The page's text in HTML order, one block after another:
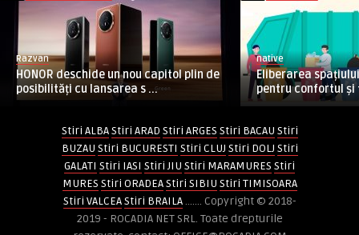
Razvan
HONOR deschide un nou capitol plin de
posibilități cu lansarea s ...
native
Eliberarea
pentru confortul
Stiri ALBA Stiri ARAD Stiri ARGES Stiri BACAU Stiri
BUZAU Stiri BUCURESTI Stiri CLUJ Stiri DOLJ Stiri
GALATI Stiri IASI Stiri JIU Stiri MARAMURES Stiri
MURES Stiri ORADEA Stiri SIBIU Stiri TIMISOARA
Stiri VALCEA Stiri BRAILA....... Copyright © 2018-
2019 - ROCADIA NET SRL. Toate drepturile